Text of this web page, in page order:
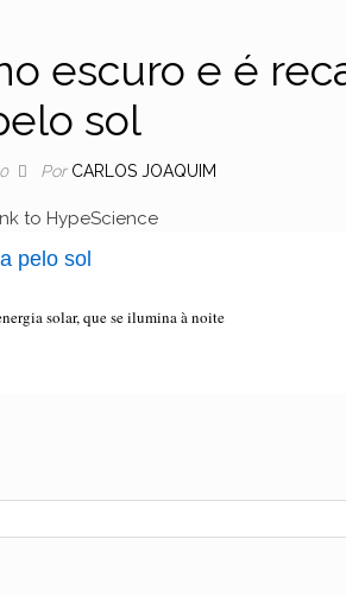
escuro e é
sol
0 Por CARLOS JOAQUIM
pelo sol
solar, que se ilumina à noite